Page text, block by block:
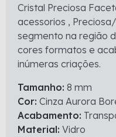
Cristal Preciosa
acessorios ,
segmento na região
cores formatos e
inúmeras criações.
Tamanho: 8 mm
Cor: Cinza Aurora
Acabamento:
Material: Vidro